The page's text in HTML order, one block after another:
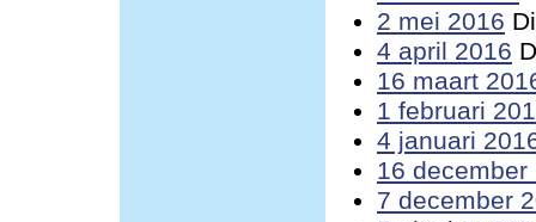
2 mei 2016
4 april 2016
16 maart
1 februari
4 januari
16 december
7 december